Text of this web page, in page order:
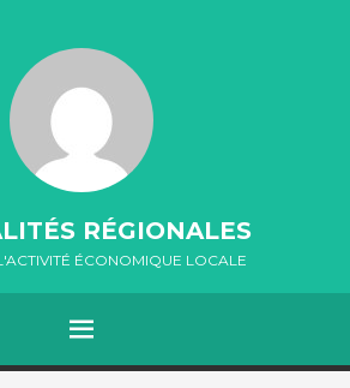
RÉGIONALES
ÉCONOMIQUE LOCALE
MENU